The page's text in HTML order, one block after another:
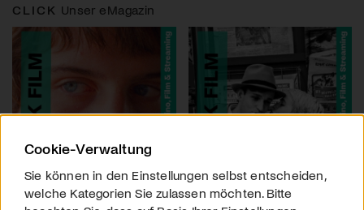
CLICK Unser eMagazin
Cookie-Verwaltung
Sie können in den Einstellungen selbst entscheiden,
welche Kategorien Sie zulassen möchten. Bitte